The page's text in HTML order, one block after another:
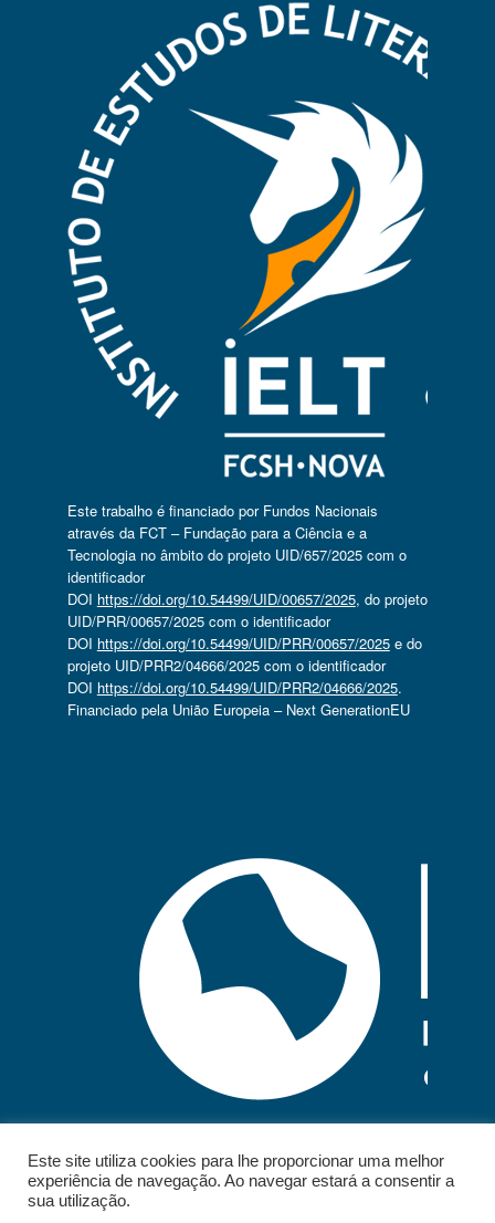
Este trabalho é financiado por Fundos Nacionais
através da FCT – Fundação para a Ciência e a
Tecnologia no âmbito do projeto UID/657/2025 com o
identificador
DOI https://doi.org/10.54499/UID/00657/2025, do projeto
UID/PRR/00657/2025 com o identificador
DOI https://doi.org/10.54499/UID/PRR/00657/2025e do
projeto UID/PRR2/04666/2025 com o identificador
DOI https://doi.org/10.54499/UID/PRR2/04666/2025.
Financiado pela União Europeia – Next GenerationEU
Este site utiliza cookies para lhe proporcionar uma melhor
experiência de navegação. Ao navegar estará a consentir a
sua utilização.